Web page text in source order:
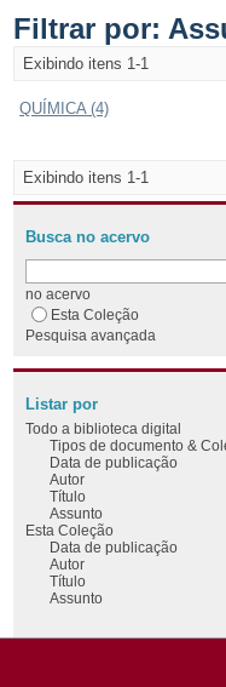
Filtrar por:
Exibindo itens 1-1
QUÍMICA (4)
Exibindo itens 1-1
Busca no acervo
no acervo
Esta Coleção
Pesquisa avançada
Listar por
Todo a biblioteca digital
Tipos de documento &
Data de publicação
Autor
Título
Assunto
Esta Coleção
Data de publicação
Autor
Título
Assunto